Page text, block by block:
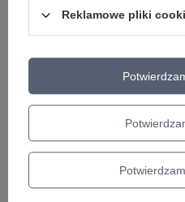
CHWILOWO NIEDOSTĘPNY
Stojak do gitary
elektrycznej 17581
König & Meyer Heli 2
brązowy
Reklamowe pliki